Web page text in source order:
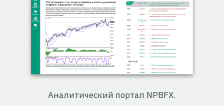
Аналитический портал NPBFX.